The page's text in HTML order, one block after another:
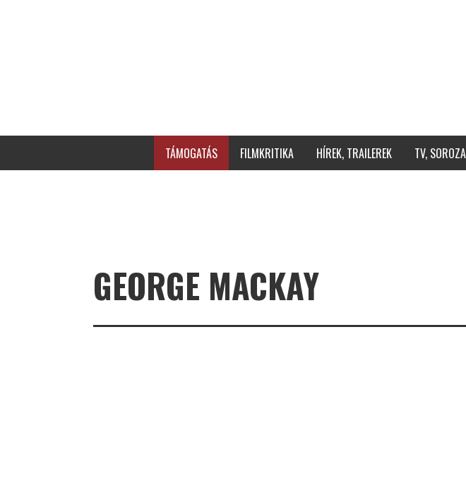
TÁMOGATÁS FILMKRITIKA HÍREK, TRAILEREK TV,
GEORGE MACKAY